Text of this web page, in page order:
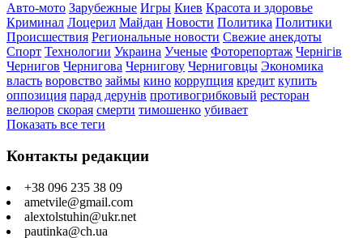
Авто-мото Зарубежные Игры Киев Красота и здоровье
Криминал Лоцерил Майдан Новости Политика Политики
Происшествия Региональные новости Свежие анекдоты
Спорт Технологии Украина Ученые Фоторепортаж Чернігів
Чернигов Чернигова Чернигову Черниговцы Экономика
власть воровство займы кино коррупция кредит купить
оппозиция парад дерунів противогрибковый ресторан
велюров скорая смерти тимошенко убивает
Показать все теги
Контакты редакции
+38 096 235 38 09
ametvile@gmail.com
alextolstuhin@ukr.net
pautinka@ch.ua